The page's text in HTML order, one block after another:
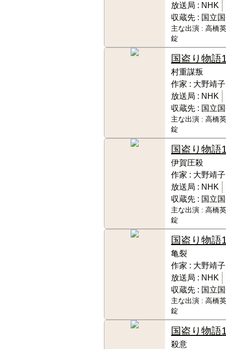
放送局 : NHK
収蔵先 : 国立
主な出演 : 高橋
錠
国盗り物語
村重謀叛
作家 : 大野靖子
放送局 : NHK
収蔵先 : 国立
主な出演 : 高橋
錠
国盗り物語
伊賀圧殺
作家 : 大野靖子
放送局 : NHK
収蔵先 : 国立
主な出演 : 高橋
錠
国盗り物語
亀裂
作家 : 大野靖子
放送局 : NHK
収蔵先 : 国立
主な出演 : 高橋
錠
国盗り物語
殺意